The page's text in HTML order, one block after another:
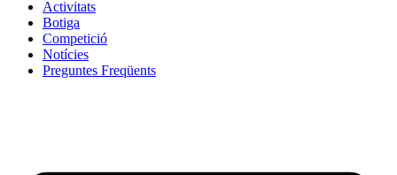
Activitats
Botiga
Competició
Notícies
Preguntes Freqüents